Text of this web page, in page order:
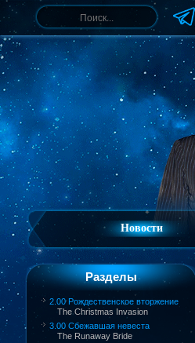
Новости
Разделы
2.00 Рождественское вторжение
The Christmas Invasion
3.00 Сбежавшая невеста
The Runaway Bride